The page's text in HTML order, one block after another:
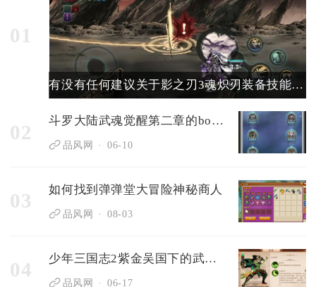
01
有没有任何建议关于影之刃3魂炽刃装备技能的搭配选择
02 斗罗大陆武魂觉醒第二章的boss有多强准备该如何应对
品风网 06-10
03 如何找到弹弹堂大冒险神秘商人
品风网 08-03
04 少年三国志2紫金吴国下的武将有哪些特殊技能
品风网 06-17